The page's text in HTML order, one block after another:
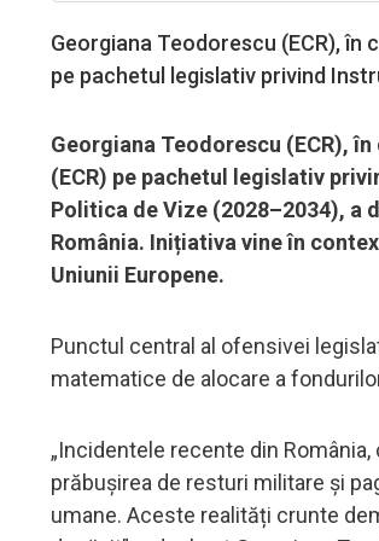
Georgiana Teodorescu (ECR),
pe pachetul legislativ privind
Georgiana Teodorescu (ECR),
(ECR) pe pachetul legislativ
Politica de Vize (2028–2034), a
România. Inițiativa vine în
Uniunii Europene.
Punctul central al ofensivei
matematice de alocare a
„Incidentele recente din
prăbușirea de resturi militare și
umane. Aceste realități crunte